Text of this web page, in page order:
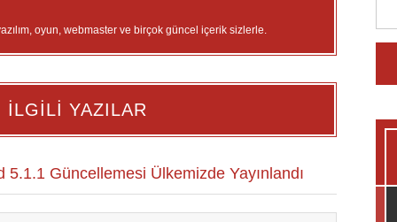
oyun, webmaster ve birçok güncel içerik sizlerle.
İLGİLİ YAZILAR
Güncellemesi Ülkemizde Yayınlandı